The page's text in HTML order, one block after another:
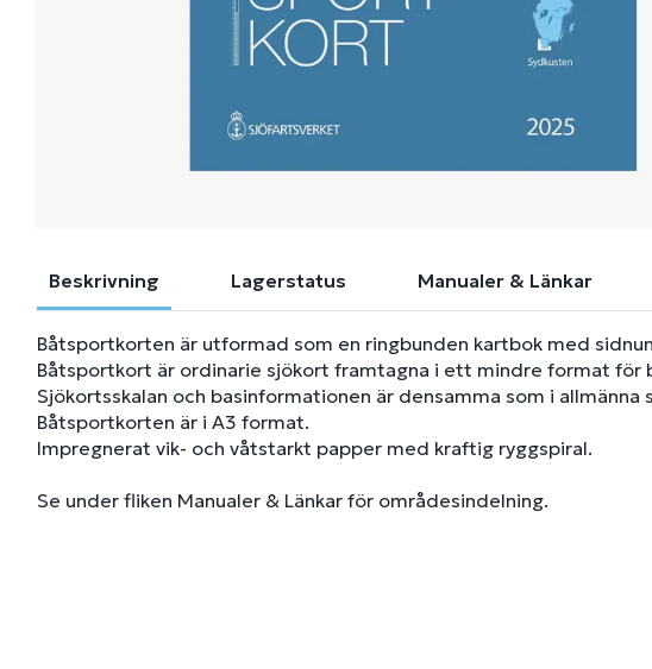
Beskrivning Lagerstatus Manualer & Länkar
Båtsportkorten är utformad som en ringbunden kartbok med
Båtsportkort är ordinarie sjökort framtagna i ett mindre format för
Sjökortsskalan och basinformationen är densamma som i allmänna
Båtsportkorten är i A3 format.
Impregnerat vik- och våtstarkt papper med kraftig ryggspiral.
Se under fliken Manualer & Länkar för områdesindelning.